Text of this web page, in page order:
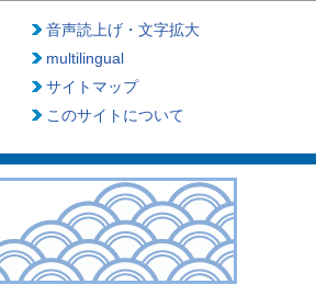
音声読上げ・文字拡大
multilingual
サイトマップ
このサイトについて